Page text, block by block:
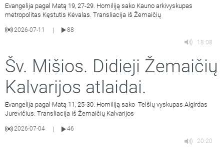
Evangelija pagal Matą 19, 27-29. Homiliją sako Kauno arkivyskupas
metropolitas Kęstutis Kėvalas. Transliacija iš Žemaičių
2026-07-11 |
88
18:08
Šv. Mišios. Didieji Žemaičių
Kalvarijos atlaidai.
Evangelija pagal Matą 11, 25-30. Homiliją sako Telšių vyskupas Algirdas
Jurevičius. Transliacija iš Žemaičių Kalvarijos
2026-07-04
46
20:20